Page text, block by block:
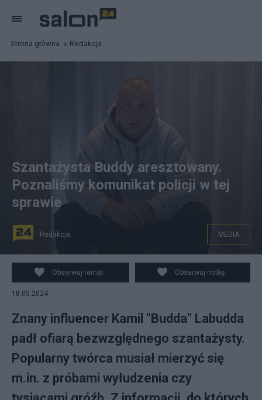
Strona główna Redakcja
Fot. YouTube
Szantażysta Buddy aresztowany.
Poznaliśmy komunikat policji w tej
sprawie
Redakcja MEDIA
Obserwuj temat Obserwuj notkę
18.05.2024
Znany influencer Kamil "Budda" Labudda
padł ofiarą bezwzględnego szantażysty.
Popularny twórca musiał mierzyć się
m.in. z próbami wyłudzenia czy